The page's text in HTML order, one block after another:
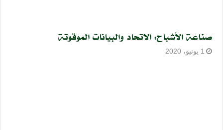
صناعة الأشباح: الاتحاد والبيانات الموقوتة
1 يونيو، 2020